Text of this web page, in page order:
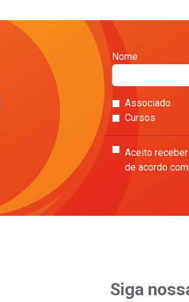
Nome
Associado
Cursos
Aceito
de acordo
Siga